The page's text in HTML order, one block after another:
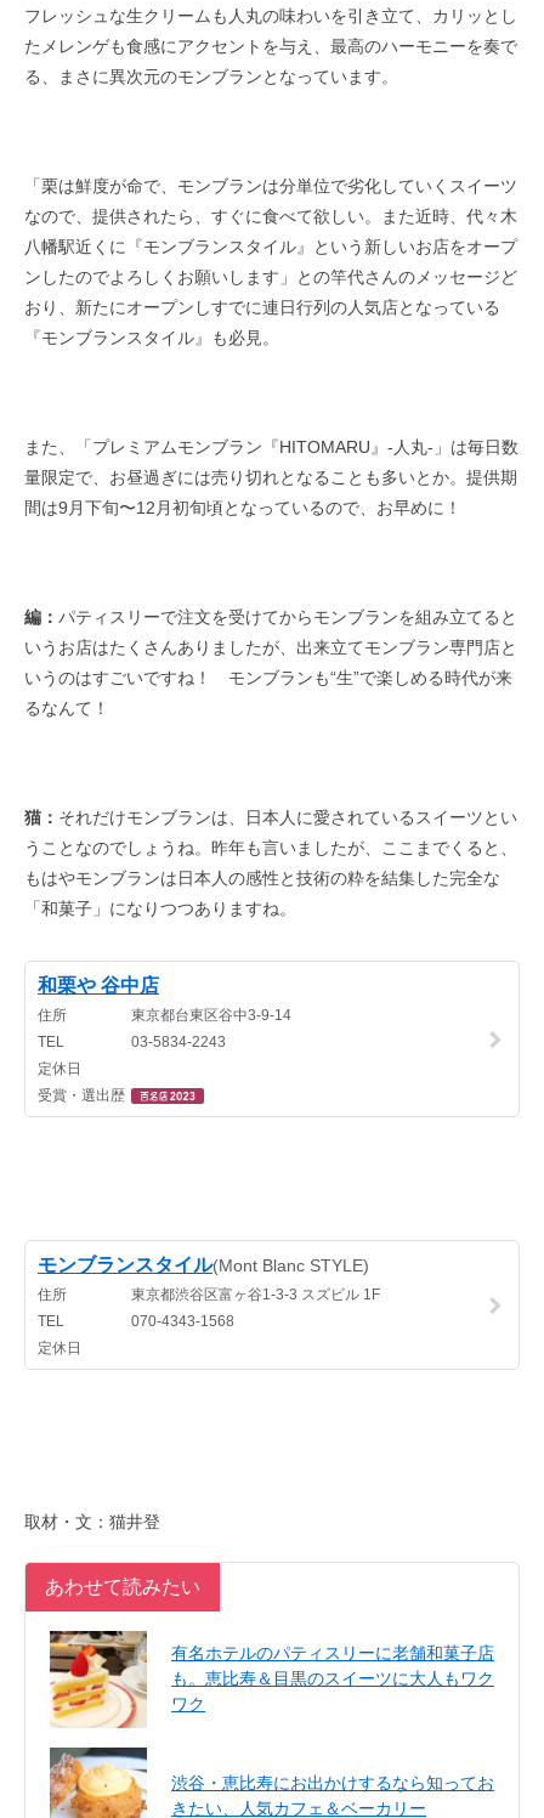
フレッシュな生クリームも人丸の味わいを引き立て、カリッとし
たメレンゲも食感にアクセントを与え、最高のハーモニーを奏で
る、まさに異次元のモンブランとなっています。
「栗は鮮度が命で、モンブランは分単位で劣化していくスイーツ
なので、提供されたら、すぐに食べて欲しい。また近時、代々木
八幡駅近くに『モンブランスタイル』という新しいお店をオープ
ンしたのでよろしくお願いします」との竿代さんのメッセージど
おり、新たにオープンしすでに連日行列の人気店となっている
『モンブランスタイル』も必見。
また、「プレミアムモンブラン『HITOMARU』-人丸-」は毎日数
量限定で、お昼過ぎには売り切れとなることも多いとか。提供期
間は9月下旬〜12月初旬頃となっているので、お早めに！
編： パティスリーで注文を受けてからモンブランを組み立てると
いうお店はたくさんありましたが、出来立てモンブラン専門店と
いうのはすごいですね！ モンブランも“生”で楽しめる時代が来
るなんて！
猫： それだけモンブランは、日本人に愛されているスイーツとい
うことなのでしょうね。昨年も言いましたが、ここまでくると、
もはやモンブランは日本人の感性と技術の粋を結集した完全な
「和菓子」になりつつありますね。
取材・文：猫井登
あわせて読みたい
有名ホテルのパティスリーに老舗和菓子店
も。恵比寿＆目黒のスイーツに大人もワク
ワク
渋谷・恵比寿にお出かけするなら知ってお
きたい、人気カフェ＆ベーカリー